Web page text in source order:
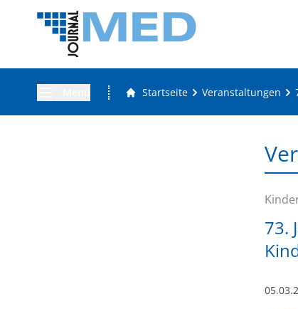
Startseite Veranstaltungen
73.